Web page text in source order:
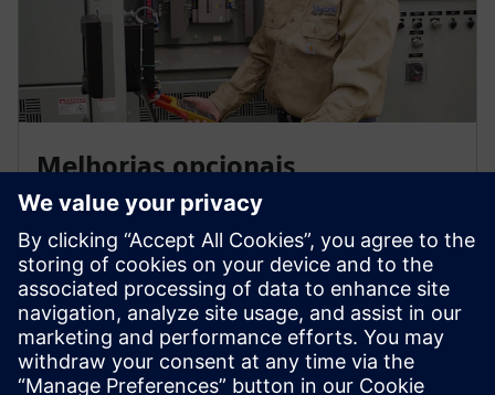
Melhorias opcionais
As melhorias opcionais incluem exibições gráficas
altamente detalhadas da disposição física do
equipamento, close-ups do painel de controlo,
monitores de instrumentos indicando valores reais e a
capacidade de iniciar funções de controlo.